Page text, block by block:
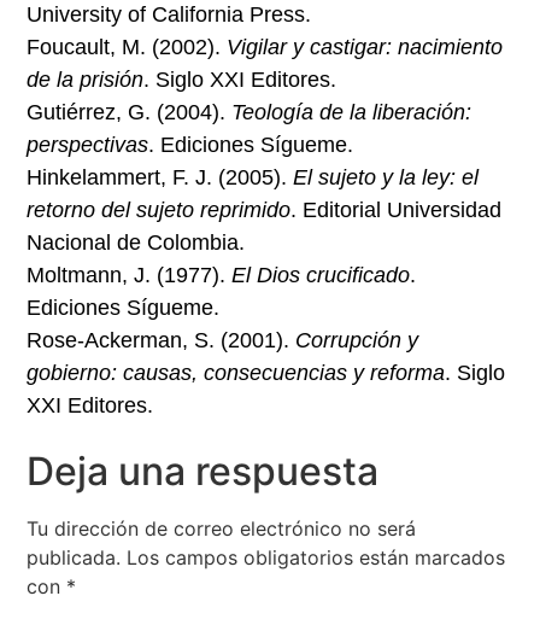
University of California Press.
Foucault, M. (2002). Vigilar y castigar: nacimiento
de la prisión. Siglo XXI Editores.
Gutiérrez, G. (2004). Teología de la liberación:
perspectivas. Ediciones Sígueme.
Hinkelammert, F. J. (2005).El sujeto y la ley: el
retorno del sujeto reprimido. Editorial Universidad
Nacional de Colombia.
Moltmann, J. (1977).El Dios crucificado.
Ediciones Sígueme.
Rose-Ackerman, S. (2001). Corrupción y
gobierno: causas, consecuencias y reforma. Siglo
XXI Editores.
Deja una respuesta
Tu dirección de correo electrónico no será
publicada. Los campos obligatorios están marcados
con *